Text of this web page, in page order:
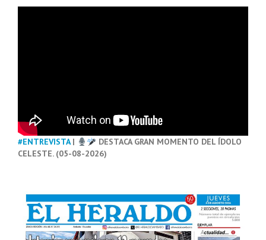
#ENTREVISTA|
DESTACA GRAN MOMENTO DEL ÍDOLO
CELESTE. (05-08-2026)